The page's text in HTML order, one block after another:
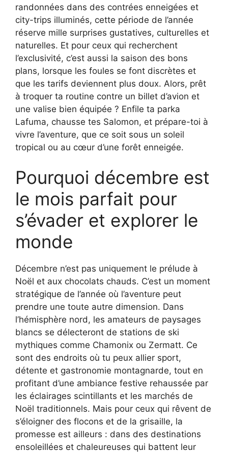
randonnées dans des contrées enneigées et
city-trips illuminés, cette période de l’année
réserve mille surprises gustatives, culturelles et
naturelles. Et pour ceux qui recherchent
l’exclusivité, c’est aussi la saison des bons
plans, lorsque les foules se font discrètes et
que les tarifs deviennent plus doux. Alors, prêt
à troquer ta routine contre un billet d’avion et
une valise bien équipée ? Enfile ta parka
Lafuma, chausse tes Salomon, et prépare-toi à
vivre l’aventure, que ce soit sous un soleil
tropical ou au cœur d’une forêt enneigée.
Pourquoi décembre est
le mois parfait pour
s’évader et explorer le
monde
Décembre n’est pas uniquement le prélude à
Noël et aux chocolats chauds. C’est un moment
stratégique de l’année où l’aventure peut
prendre une toute autre dimension. Dans
l’hémisphère nord, les amateurs de paysages
blancs se délecteront de stations de ski
mythiques comme Chamonix ou Zermatt. Ce
sont des endroits où tu peux allier sport,
détente et gastronomie montagnarde, tout en
profitant d’une ambiance festive rehaussée par
les éclairages scintillants et les marchés de
Noël traditionnels. Mais pour ceux qui rêvent de
s’éloigner des flocons et de la grisaille, la
promesse est ailleurs : dans des destinations
ensoleillées et chaleureuses qui battent leur